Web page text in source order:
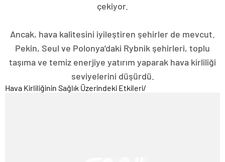
çekiyor.
Ancak, hava kalitesini iyileştiren şehirler de mevcut.
Pekin, Seul ve Polonya’daki Rybnik şehirleri, toplu
taşıma ve temiz enerjiye yatırım yaparak hava kirliliği
seviyelerini düşürdü.
Hava Kirliliğinin Sağlık Üzerindeki Etkileri/